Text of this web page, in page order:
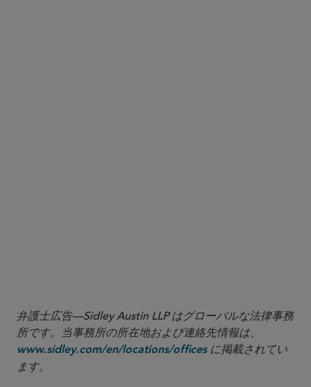
弁護士広告—Sidley Austin LLP はグローバルな法律事務
所です。当事務所の所在地および連絡先情報は、
www.sidley.com/en/locations/officesに掲載されてい
ます。